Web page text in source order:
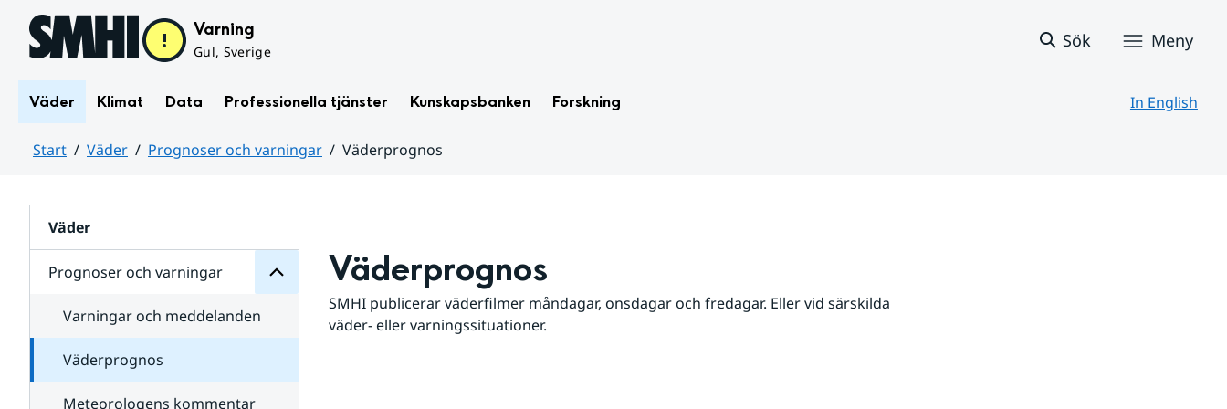
Hoppa till sidans innehåll Varning
Gul, Sverige
Sök Meny
Väder Klimat Data Professionella tjänster Kunskapsbanken Forskning In English
Start Väder Prognoser och varningar
Väderprognos
Väder
Prognoser och varningar
för
varningar
Varningar och meddelanden
Väderprognos
Meteorologens kommentar
Väderprognos
SMHI publicerar väderfilmer måndagar, onsdagar och fredagar. Eller vid särskilda
väder- eller varningssituationer.